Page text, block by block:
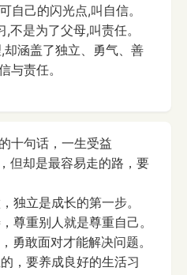
自己的闪光点,叫自信。
不是为了父母,叫责任。
涵盖了独立、勇气、善
与责任。
十句话，一生受益
但却是最容易走的路，要
独立是成长的第一步。
尊重别人就是尊重自己。
勇敢面对才能解决问题。
，要养成良好的生活习